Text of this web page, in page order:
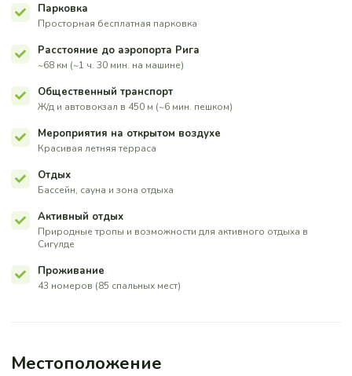
Парковка
Просторная бесплатная парковка
Расстояние до аэропорта Рига
~68 км (~1 ч. 30 мин. на машине)
Общественный транспорт
Ж/д и автовокзал в 450 м (~6 мин. пешком)
Мероприятия на открытом воздухе
Красивая летняя терраса
Отдых
Бассейн, сауна и зона отдыха
Активный отдых
Природные тропы и возможности для активного отдыха в
Сигулде
Проживание
43 номеров (85 спальных мест)
Местоположение